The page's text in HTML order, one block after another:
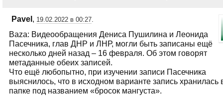
Pavel, 19.02.2022 в 00:27.
Baza: Видеообращения Дениса Пушилина и Леонида
Пасечника, глав ДНР и ЛНР, могли быть записаны ещё
несколько дней назад – 16 февраля. Об этом говорят
метаданные обеих записей.
Что ещё любопытно, при изучении записи Пасечника
выяснилось, что в исходном варианте запись хранилась
папке под названием «бросок мангуста».